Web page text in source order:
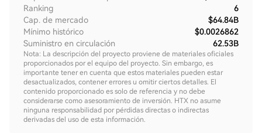
Ranking
6
Cap. de mercado
$64.84B
Mínimo histórico
$0.0026862
Suministro en circulación
62.53B
Nota: La descripción del proyecto proviene de materiales oficiales
proporcionados por el equipo del proyecto. Sin embargo, es
importante tener en cuenta que estos materiales pueden estar
desactualizados, contener errores u omitir ciertos detalles. El
contenido proporcionado es solo de referencia y no debe
considerarse como asesoramiento de inversión. HTX no asume
ninguna responsabilidad por pérdidas directas o indirectas
derivadas del uso de esta información.